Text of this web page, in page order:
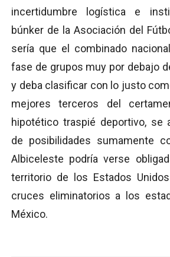
incertidumbre logística e
búnker de la Asociación del
sería que el combinado
fase de grupos muy por debajo
y deba clasificar con lo justo
mejores terceros del
hipotético traspié deportivo, se
de posibilidades sumamente
Albiceleste podría verse
territorio de los Estados
cruces eliminatorios a los
México.